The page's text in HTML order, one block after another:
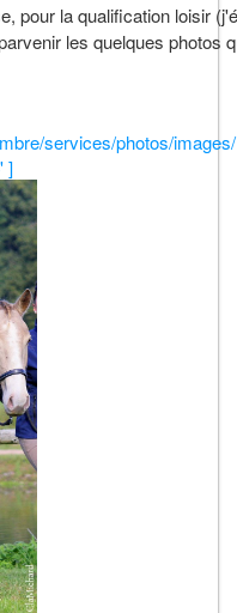
pour la qualification loisir
les quelques photos
services/photos/
]